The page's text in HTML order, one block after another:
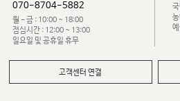
070-8704-5882
월 - 금 : 10:00 ~ 18:00
점심시간 : 12:00 ~ 13:00
일요일 및 공휴일 휴무
고객센터 연결